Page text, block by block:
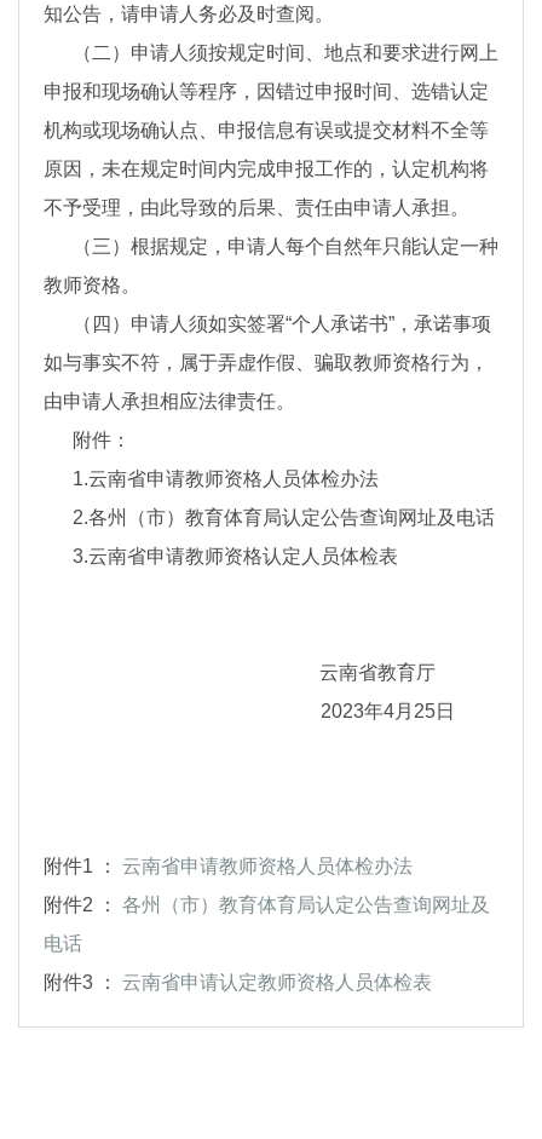
知公告，请申请人务必及时查阅。
（二）申请人须按规定时间、地点和要求进行网上
申报和现场确认等程序，因错过申报时间、选错认定
机构或现场确认点、申报信息有误或提交材料不全等
原因，未在规定时间内完成申报工作的，认定机构将
不予受理，由此导致的后果、责任由申请人承担。
（三）根据规定，申请人每个自然年只能认定一种
教师资格。
（四）申请人须如实签署“个人承诺书”，承诺事项
如与事实不符，属于弄虚作假、骗取教师资格行为，
由申请人承担相应法律责任。
附件：
1.云南省申请教师资格人员体检办法
2.各州（市）教育体育局认定公告查询网址及电话
3.云南省申请教师资格认定人员体检表
云南省教育厅
2023年4月25日
附件1 ： 云南省申请教师资格人员体检办法
附件2 ： 各州（市）教育体育局认定公告查询网址及
电话
附件3 ： 云南省申请认定教师资格人员体检表